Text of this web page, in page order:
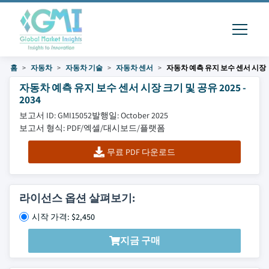
홈 자동차 자동차 기술 자동차 센서 자동차 예측 유지 보수 센서 시장
자동차 예측 유지 보수 센서 시장 크기 및 공유 2025 -
2034
보고서 ID: GMI15052발행일: October 2025
보고서 형식: PDF/엑셀/대시보드/플랫폼
무료 PDF 다운로드
라이선스 옵션 살펴보기:
시작 가격: $2,450
지금 구매